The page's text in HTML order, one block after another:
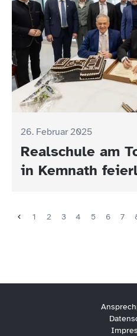
26. Februar 2025
Realschule am
in Kemnath
1 2 3 4 5 6 7